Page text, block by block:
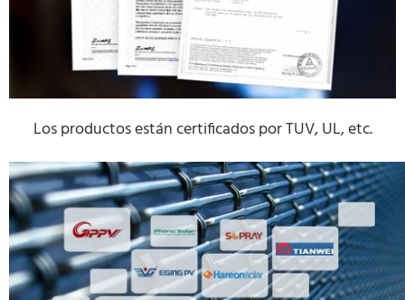
Los productos están certificados por TUV, UL, etc.